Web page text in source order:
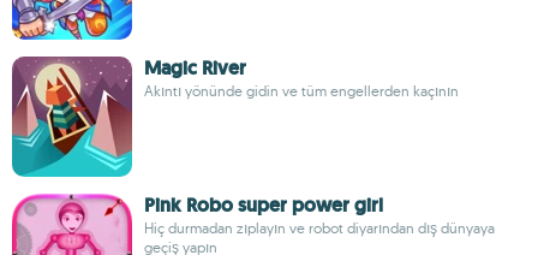
Magic River
Akıntı yönünde gidin ve tüm engellerden kaçının
Pink Robo super power girl
Hiç durmadan zıplayın ve robot diyarından dış dünyaya
geçiş yapın